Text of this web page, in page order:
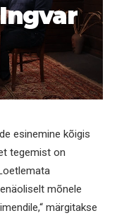
esinemine kõigis
tegemist on
mõnele
märgitakse